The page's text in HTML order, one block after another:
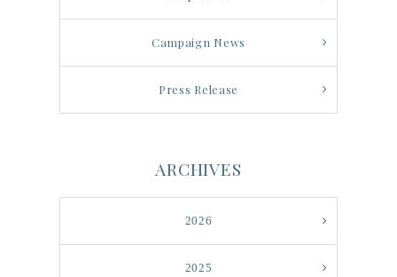
Campaign News
Press Release
ARCHIVES
2026
2025